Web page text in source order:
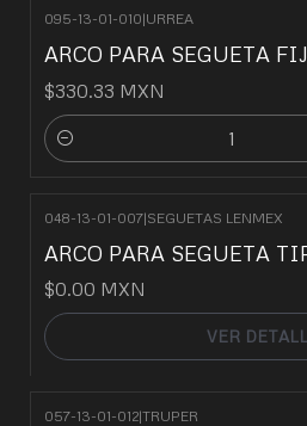
095-13-01-010|URREA
ARCO PARA SEGUETA
$330.33 MXN
Cantidad
048-13-01-007|SEGUETAS LENMEX
ARCO PARA SEGUETA
$0.00 MXN
VER
057-13-01-012|TRUPER